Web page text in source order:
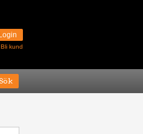
Bli kund